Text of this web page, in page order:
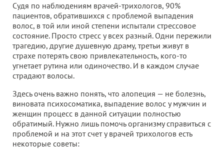
Судя по наблюдениям врачей-трихологов, 90%
пациентов, обратившихся с проблемой выпадения
волос, в той или иной степени испытали стрессовое
состояние. Просто стресс у всех разный. Одни пережили
трагедию, другие душевную драму, третьи живут в
страхе потерять свою привлекательность, кого-то
угнетает рутина или одиночество. И в каждом случае
страдают волосы.
Здесь очень важно понять, что алопеция — не болезнь,
виновата психосоматика, выпадение волос у мужчин и
женщин процесс в данной ситуации полностью
обратимый. Нужно лишь помочь организму справиться с
проблемой и на этот счет у врачей трихологов есть
некоторые советы: